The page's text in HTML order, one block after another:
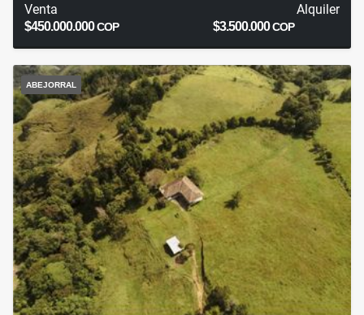
Venta
$450.000.000COP
Alquiler
$3.500.000COP
ABEJORRAL